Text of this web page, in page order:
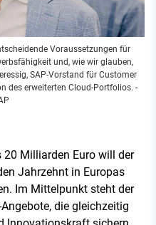
Voraussetzungen für
und, wie wir glauben,
SAP-Vorstand für Customer
des erweiterten Cloud-Portfolios. -
Milliarden Euro will der
Jahrzehnt in Europas
Im Mittelpunkt steht der
die gleichzeitig